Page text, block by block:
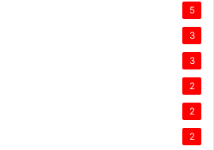
5
3
3
2
2
2